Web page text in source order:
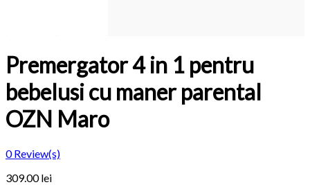
Premergator 4 in 1 pentru
bebelusi cu maner parental
OZN Maro
0Review(s)
309.00 lei